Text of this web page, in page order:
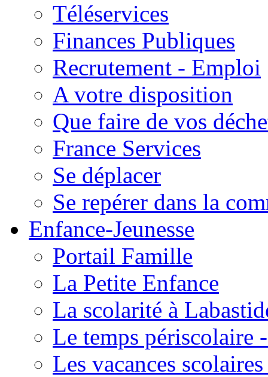
Téléservices
Finances Publiques
Recrutement - Emploi
A votre disposition
Que faire de vos
France Services
Se déplacer
Se repérer dans la
Enfance-Jeunesse
Portail Famille
La Petite Enfance
La scolarité à
Le temps périscolaire
Les vacances